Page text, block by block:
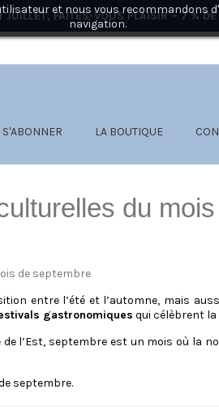
JUILLET, FAITES-VOUS PLAISIR – 7 %
S'ABONNER LA BOUTIQUE
et nous vous
navigation.
du
entre l’été et l’automne, mais
gastronomiques qui célèbrent la
de l’Est, septembre est un mois où
septembre.